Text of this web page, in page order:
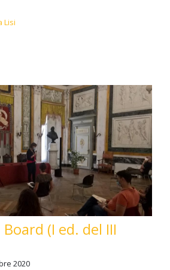
Lisi
(I ed. del III
2020